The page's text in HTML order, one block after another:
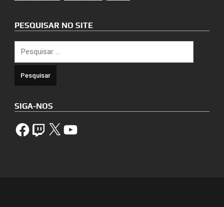
PESQUISAR NO SITE
por:
SIGA-NOS
FacebookTwitch X YouTube